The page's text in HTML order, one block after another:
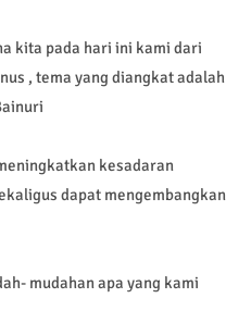
kita pada hari ini kami dari
, tema yang diangkat adalah
kesadaran
dapat mengembangkan
mudahan apa yang kami